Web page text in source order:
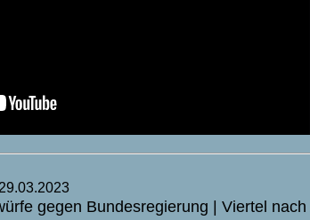
29.03.2023
gegen Bundesregierung | Viertel nach